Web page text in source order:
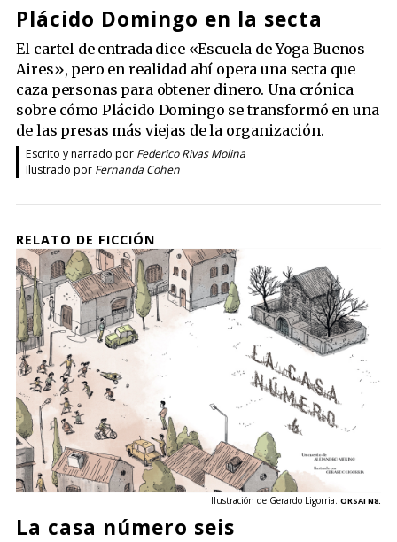
Plácido Domingo en la secta
El cartel de entrada dice «Escuela de Yoga Buenos
Aires», pero en realidad ahí opera una secta que
caza personas para obtener dinero. Una crónica
sobre cómo Plácido Domingo se transformó en una
de las presas más viejas de la organización.
Escrito y narrado por Federico Rivas Molina
Ilustrado por Fernanda Cohen
RELATO DE FICCIÓN
Ilustración de Gerardo Ligorria. ORSAI N8.
La casa número seis